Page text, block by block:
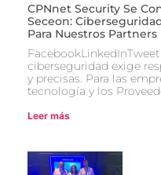
CPNnet Security Se
Seceon:
Para Nuestros Partners
ciberseguridad exige
y precisas. Para las
tecnología y los
Leer más